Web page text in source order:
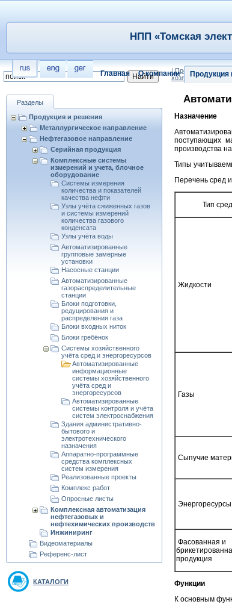
Главная О компании Продукция
НПП «Томская
Разделы
Продукция и решения
Металлургическое направление
Нефтегазовое направление
Серийная продукция
Комплексные системы
измерений и учета, блочное
оборудование
Системы измерения
количества и показателей
качества нефти
Узлы учёта сжиженных газов
и системы измерений
количества газового
конденсата
Узлы учёта воды
Автоматизированные
групповые замерные
установки
Насосные станции
Автоматизированные
газораспределительные
станции
Блоки подготовки,
редуцирования и
распределения газа
Блоки входных ниток
Блоки гребёнок
Системы хозяйственного
учёта сред и энергоресурсов
Автоматизированные
информационные
системы хозяйственного
учёта сред и
энергоресурсов
Автоматизированные
системы контроля и учёта
систем электроснабжения
Здания административно-
бытового и
электротехнического
назначения
Аппаратно-программные
средства комплексных
систем измерения
Реализованные проекты
Комплекс работ
Опросные листы
Комплексная автоматизация
нефтегазовых и
нефтехимических производств
Инжиниринг
Видеоматериалы
Референс-лист
КАТАЛОГИ
/Продукция и
хозяйственного
Назначение
поступающих
производства
Типы
Перечень сред
Тип
Жидкости
Газы
Сыпучие
Энергоресурсы
Фасованная и
продукция
Функции
К основным